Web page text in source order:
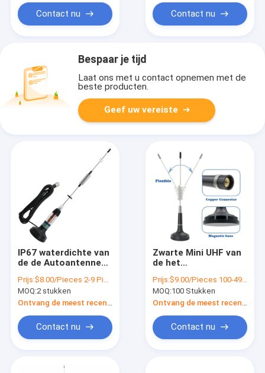
Contact nu Contact nu
Bespaar je tijd
Laat ons met u contact opnemen met de
beste producten.
Geef uw vereiste
IP67 waterdichte van
de de Autoantenne
Openlucht UHF het
CITIZENSE
BANDantennes
Prijs:$8.00/Pieces 2-9 Pieces
MOQ:2 stukken
Contact nu
Zwarte Mini UHF van
de het
van 27mhz
Magnetische de
Autoantenne
Prijs:$9.00/Pieces 100-499 Pieces
MOQ:100 Stukken
Contact nu